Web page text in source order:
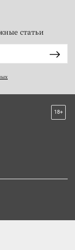
статьи
18+